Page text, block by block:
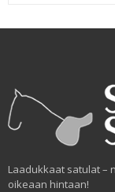
Laadukkaat satulat –
oikeaan hintaan!